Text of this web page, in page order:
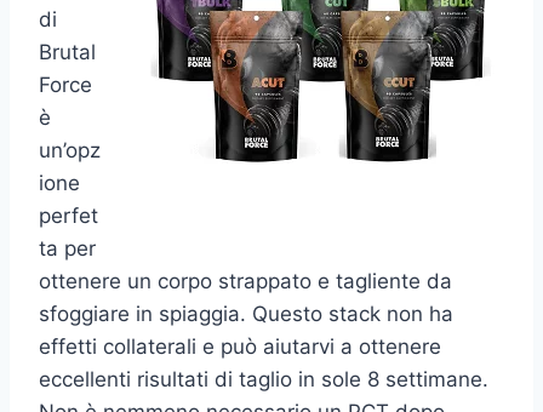
di
Brutal
Force
è
un’opz
ione
perfet
ta per
ottenere un corpo strappato e tagliente da
sfoggiare in spiaggia. Questo stack non ha
effetti collaterali e può aiutarvi a ottenere
eccellenti risultati di taglio in sole 8 settimane.